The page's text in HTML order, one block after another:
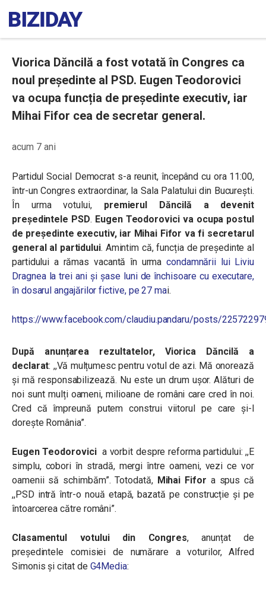
Viorica Dăncilă a fost votată în Congres ca
noul președinte al PSD. Eugen Teodorovici
va ocupa funcția de președinte executiv, iar
Mihai Fifor cea de secretar general.
acum 7 ani
Partidul Social Democrat s-a reunit, începând cu ora 11:00,
într-un Congres extraordinar, la Sala Palatului din București.
În urma votului, premierul Dăncilă a devenit
președintele PSD. Eugen Teodorovici va ocupa postul
de președinte executiv, iar Mihai Fifor va fi secretarul
general al partidului. Amintim că, funcția de președinte al
partidului a rămas vacantă în urma condamnării lui Liviu
Dragnea la trei ani și șase luni de închisoare cu executare,
în dosarul angajărilor fictive, pe 27 mai.
https://www.facebook.com/claudiu.pandaru/posts/
După anunțarea rezultatelor, Viorica Dăncilă a
declarat: ,,Vă mulțumesc pentru votul de azi. Mă onorează
și mă responsabilizează. Nu este un drum ușor. Alături de
noi sunt mulți oameni, milioane de români care cred în noi.
Cred că împreună putem construi viitorul pe care și-l
dorește România”.
Eugen Teodorovicia vorbit despre reforma partidului: ,,E
simplu, cobori în stradă, mergi între oameni, vezi ce vor
oamenii să schimbăm”. Totodată, Mihai Fifor a spus că
,,PSD intră într-o nouă etapă, bazată pe construcție și pe
întoarcerea către români”.
Clasamentul votului din Congres, anunțat de
președintele comisiei de numărare a voturilor, Alfred
Simonis și citat de G4Media: